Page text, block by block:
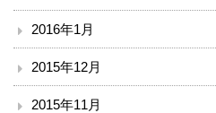
2016年1月
2015年12月
2015年11月